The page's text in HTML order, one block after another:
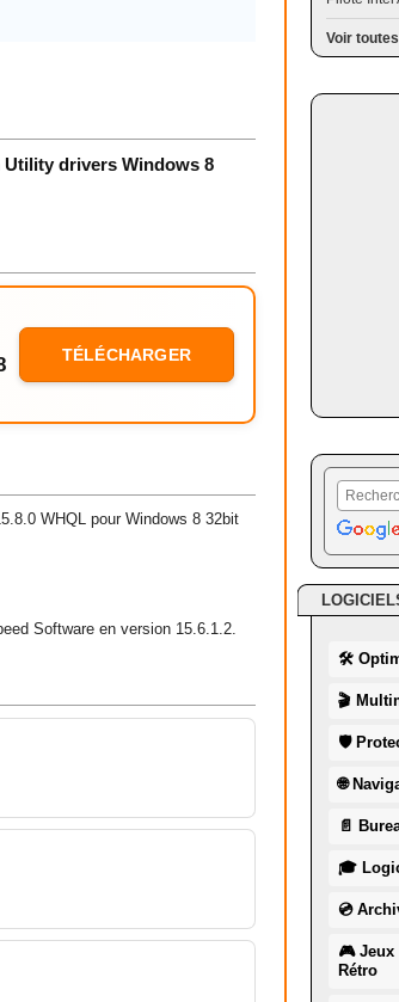
Utility drivers Windows 8
TÉLÉCHARGER
WHQL pour Windows 8 32bit
Software en version 15.6.1.2.
Voir
🛠
🎬
🛡
🌐
📄
🎓
💿
🎮 Jeux
Rétro